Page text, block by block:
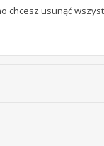
chcesz usunąć